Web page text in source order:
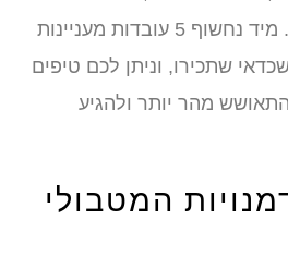
התאוששות טובה יותר. מיד נחשוף 5 עובדות מעניינות
שתכירו, וניתן לכם טיפים
מהר יותר ולהגיע
המטבולי